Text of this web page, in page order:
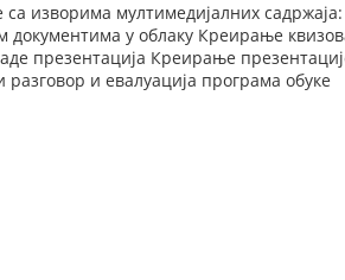
изворима мултимедијалних садржаја:
у облаку Креирање
презентација Креирање
и евалуација програма обуке